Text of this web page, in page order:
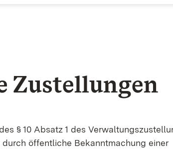
Zustellungen
§ 10 Absatz 1 des
öffentliche Bekanntmachung einer